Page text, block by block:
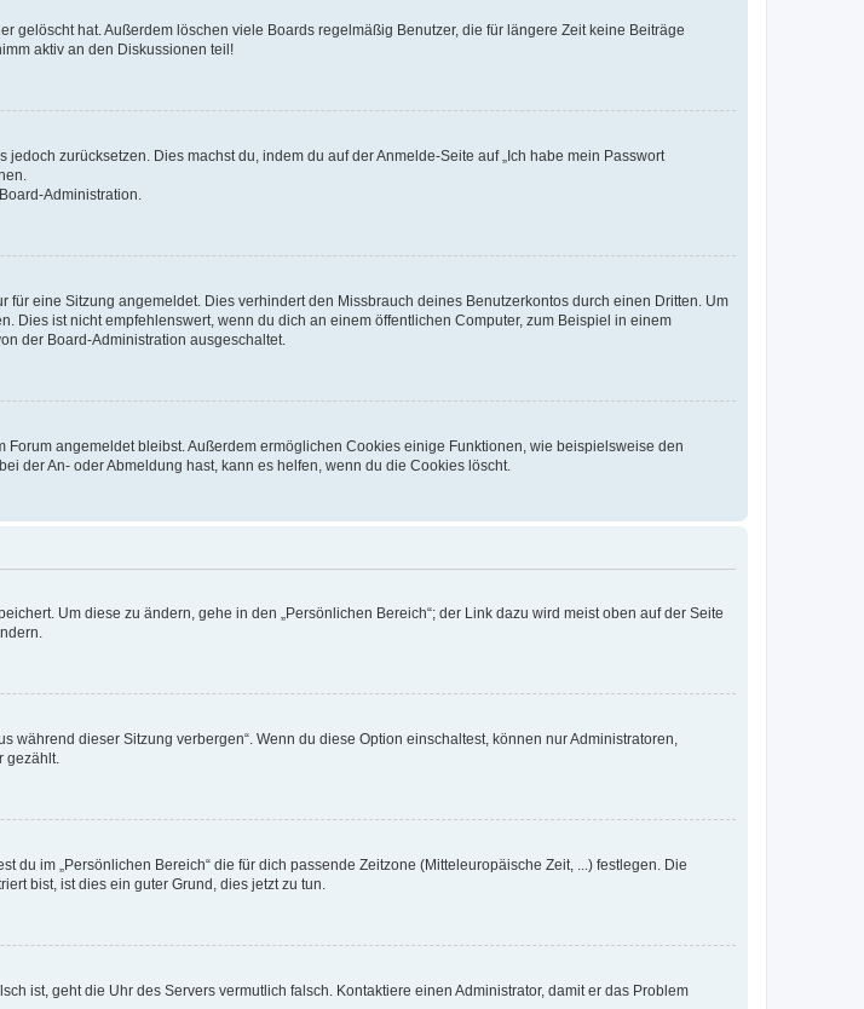
hat. Außerdem löschen viele Boards regelmäßig Benutzer, die für längere Zeit keine Beiträge
aktiv an den Diskussionen teil!
zurücksetzen. Dies machst du, indem du auf der Anmelde-Seite auf „Ich habe mein Passwort
Administration.
eine Sitzung angemeldet. Dies verhindert den Missbrauch deines Benutzerkontos durch einen Dritten. Um
Dies ist nicht empfehlenswert, wenn du dich an einem öffentlichen Computer, zum Beispiel in einem
der Board-Administration ausgeschaltet.
angemeldet bleibst. Außerdem ermöglichen Cookies einige Funktionen, wie beispielsweise den
der An- oder Abmeldung hast, kann es helfen, wenn du die Cookies löscht.
Um diese zu ändern, gehe in den „Persönlichen Bereich“; der Link dazu wird meist oben auf der Seite
dieser Sitzung verbergen“. Wenn du diese Option einschaltest, können nur Administratoren,
gezählt.
im „Persönlichen Bereich“ die für dich passende Zeitzone (Mitteleuropäische Zeit, ...) festlegen. Die
bist, ist dies ein guter Grund, dies jetzt zu tun.
ist, geht die Uhr des Servers vermutlich falsch. Kontaktiere einen Administrator, damit er das Problem